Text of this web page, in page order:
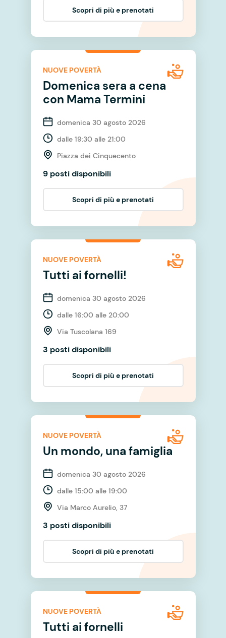
Scopri di più e prenotati
NUOVE POVERTÀ
Domenica sera a cena
con Mama Termini
domenica 30 agosto 2026
dalle 19:30 alle 21:00
Piazza dei Cinquecento
9 posti disponibili
Scopri di più e prenotati
NUOVE POVERTÀ
Tutti ai fornelli!
domenica 30 agosto 2026
dalle 16:00 alle 20:00
Via Tuscolana 169
3 posti disponibili
Scopri di più e prenotati
NUOVE POVERTÀ
Un mondo, una famiglia
domenica 30 agosto 2026
dalle 15:00 alle 19:00
Via Marco Aurelio, 37
3 posti disponibili
Scopri di più e prenotati
NUOVE POVERTÀ
Tutti ai fornelli